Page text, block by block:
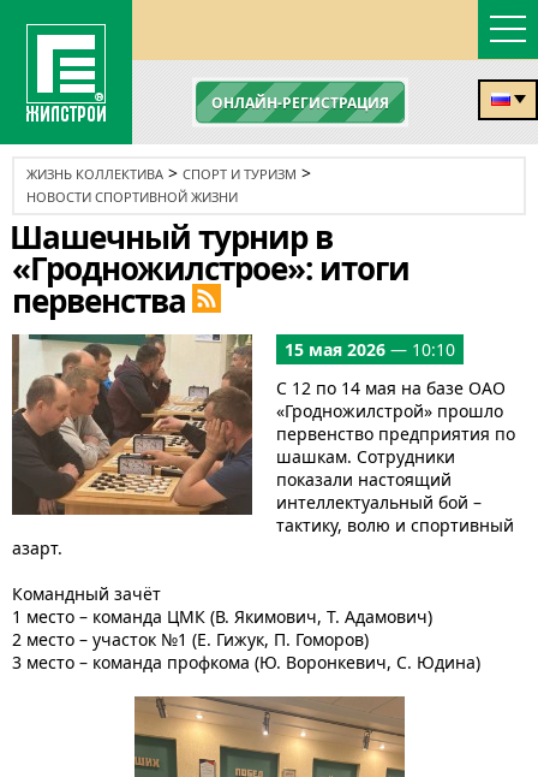
ОНЛАЙН-РЕГИСТРАЦИЯ
ЖИЗНЬ КОЛЛЕКТИВА > СПОРТ И ТУРИЗМ >
НОВОСТИ СПОРТИВНОЙ ЖИЗНИ
Шашечный турнир в
«Гродножилстрое»: итоги
первенства
15 мая 2026 — 10:10
С 12 по 14 мая на базе ОАО
«Гродножилстрой» прошло
первенство предприятия по
шашкам. Сотрудники
показали настоящий
интеллектуальный бой –
тактику, волю и спортивный
азарт.
Командный зачёт
1 место – команда ЦМК (В. Якимович, Т. Адамович)
2 место – участок №1 (Е. Гижук, П. Гоморов)
3 место – команда профкома (Ю. Воронкевич, С. Юдина)